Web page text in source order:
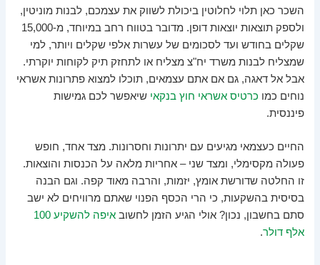
השכר כאן תלוי לחלוטין ביכולת לשווק את עצמכם, לבנות מוניטין,
ולספק תוצאות יוצאות דופן. מדובר בטווח רחב במיוחד, מ-15,000
שקלים בחודש ועד לסכומים של עשרות אלפי שקלים ויותר, למי
שמצליח לבנות משרד יח"צ מצליח או לתחזק תיק לקוחות יוקרתי.
אבל אל דאגה, גם אם אתם עצמאים, תוכלו למצוא פתרונות אשראי
נוחים כמו כרטיס אשראי חוץ בנקאי שיאפשר לכם גמישות
פיננסית.
החיים כעצמאי מגיעים עם יתרונות וחסרונות. מצד אחד, חופש
פעולה מקסימלי, ומצד שני – אחריות מלאה על הכנסות והוצאות.
זו החלטה שדורשת אומץ, יזמות, והרבה מאוד קפה. וגם הבנה
בסיסית בהשקעות, כי הרי הכסף הפנוי שאתם מרוויחים לא ישב
סתם בחשבון, נכון? אולי הגיע הזמן לחשוב
איפה להשקיע 100
אלף דולר.